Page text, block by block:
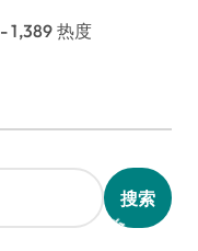
- 1,389 热度
搜索